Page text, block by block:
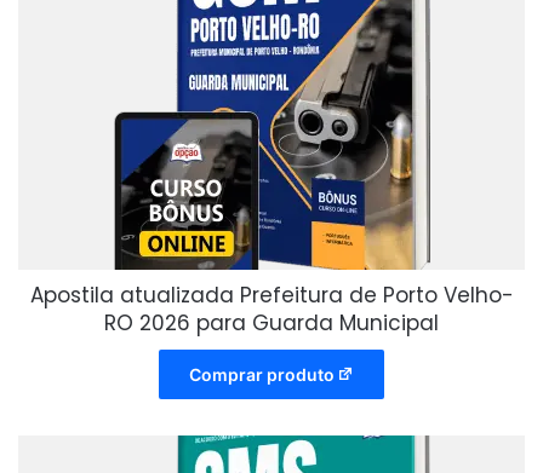
Apostila atualizada Prefeitura de Porto Velho-
RO 2026 para Guarda Municipal
Comprar produto